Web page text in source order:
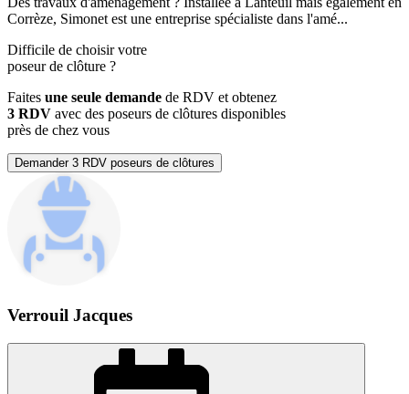
Corrèze, Simonet est une entreprise spécialiste dans l'amé...
Difficile de choisir votre
poseur de clôture ?
Faites une seule demande de RDV et obtenez
3 RDV avec des poseurs de clôtures disponibles
près de chez vous
Demander 3 RDV poseurs de clôtures
Verrouil Jacques